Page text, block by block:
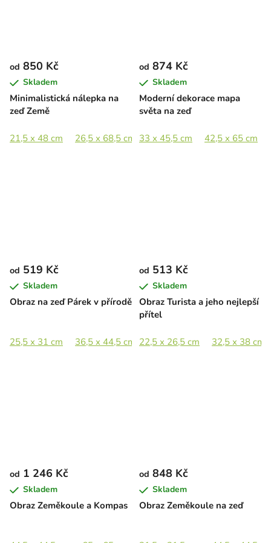
Minimalistická nálepka na
zeď Země
od 850 Kč
Skladem
21,5 x 48 cm 26,5 x 68,5 cm 36,5 x 93 cm 54,5 x 138,5
Moderní dekorace mapa
světa na zeď
od 874 Kč
Skladem
33 x 45,5 cm 42,5 x 65 cm
Obraz na zeď Párek v přírodě
od 519 Kč
Skladem
25,5 x 31 cm 36,5 x 44,5 cm 44,5 x 54 cm 65 x 79 cm
Obraz Turista a jeho nejlepší
přítel
od 513 Kč
Skladem
22,5 x 26,5 cm 32,5 x 38 cm
Obraz Zeměkoule a Kompas
od 1 246 Kč
Skladem
Obraz Zeměkoule na zeď
od 848 Kč
Skladem